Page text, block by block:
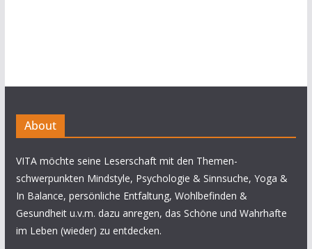
About
VITA möchte seine Leserschaft mit den Themen-
schwerpunkten Mindstyle, Psychologie & Sinnsuche, Yoga &
In Balance, persönliche Entfaltung, Wohlbefinden &
Gesundheit u.v.m. dazu anregen, das Schöne und Wahrhafte
im Leben (wieder) zu entdecken.